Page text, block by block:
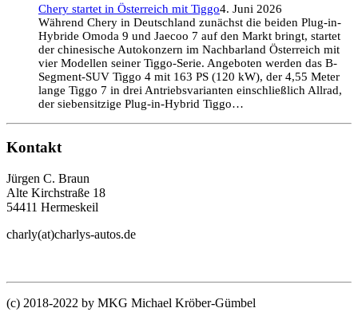
Chery startet in Österreich mit Tiggo4. Juni 2026
Während Chery in Deutschland zunächst die beiden Plug-in-
Hybride Omoda 9 und Jaecoo 7 auf den Markt bringt, startet
der chinesische Autokonzern im Nachbarland Österreich mit
vier Modellen seiner Tiggo-Serie. Angeboten werden das B-
Segment-SUV Tiggo 4 mit 163 PS (120 kW), der 4,55 Meter
lange Tiggo 7 in drei Antriebsvarianten einschließlich Allrad,
der siebensitzige Plug-in-Hybrid Tiggo…
Kontakt
Jürgen C. Braun
Alte Kirchstraße 18
54411 Hermeskeil
charly(at)charlys-autos.de
(c) 2018-2022 by MKG Michael Kröber-Gümbel